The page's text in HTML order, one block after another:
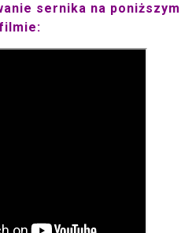
sernika na poniższym
: